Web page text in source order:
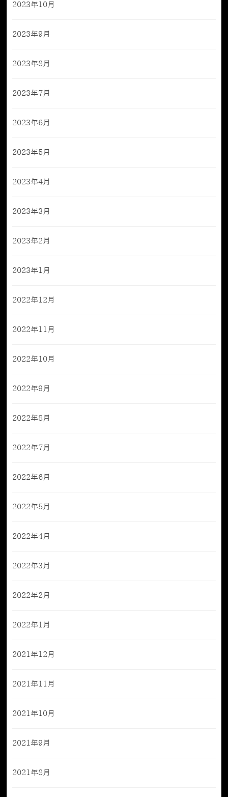
2023年10月
2023年9月
2023年8月
2023年7月
2023年6月
2023年5月
2023年4月
2023年3月
2023年2月
2023年1月
2022年12月
2022年11月
2022年10月
2022年9月
2022年8月
2022年7月
2022年6月
2022年5月
2022年4月
2022年3月
2022年2月
2022年1月
2021年12月
2021年11月
2021年10月
2021年9月
2021年8月